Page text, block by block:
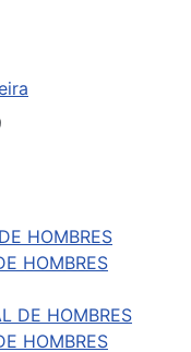
HOMBRES
HOMBRES
DE HOMBRES
HOMBRES